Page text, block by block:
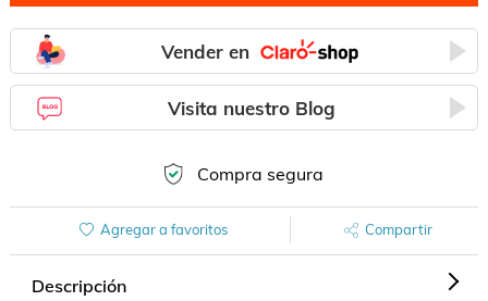
Vender en
Visita nuestro Blog
Compra segura
Agregar a favoritos Compartir
Descripción